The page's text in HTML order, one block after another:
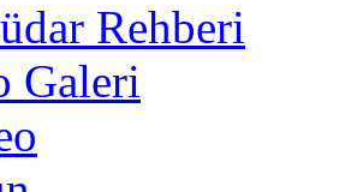
Rehberi
Galeri